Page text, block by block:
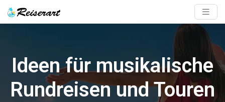
Ideen für musikalische
Rundreisen und Touren